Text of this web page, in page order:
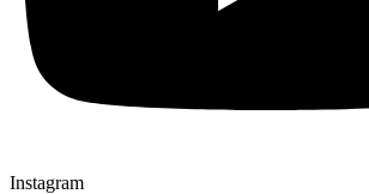
Instagram